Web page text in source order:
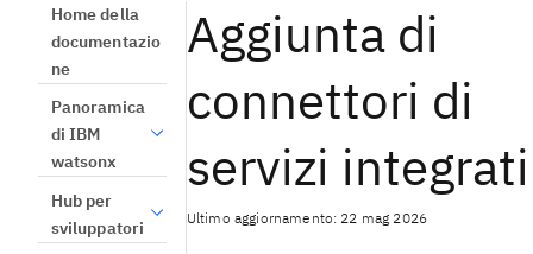
Home della
documentazio
ne
Panoramica
di IBM
watsonx
Hub per
sviluppatori
Aggiunta di
connettori di
servizi integrati
Ultimo aggiornamento: 22 mag 2026